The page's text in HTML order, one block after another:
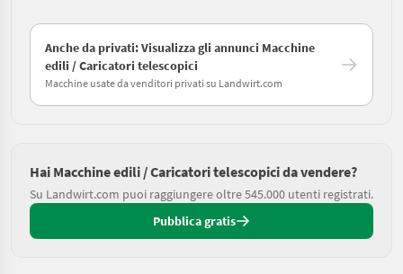
Anche da privati: Visualizza gli annunci Macchine
edili / Caricatori telescopici
Macchine usate da venditori privati su Landwirt.com
Hai Macchine edili / Caricatori telescopici da vendere?
Su Landwirt.com puoi raggiungere oltre 545.000 utenti registrati.
Pubblica gratis